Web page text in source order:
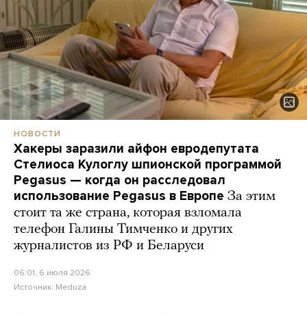
НОВОСТИ
Хакеры заразили айфон евродепутата
Стелиоса Кулоглу шпионской программой
Pegasus — когда он расследовал
использование Pegasus в Европе За этим
стоит та же страна, которая взломала
телефон Галины Тимченко и других
журналистов из РФ и Беларуси
06:01, 6 июля 2026
Источник: Meduza